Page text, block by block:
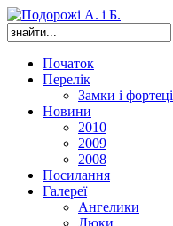
Початок
Перелік
Замки і фортеці
Новини
2010
2009
2008
Посилання
Галереї
Ангелики
Люки